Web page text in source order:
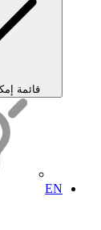
قائمة
EN